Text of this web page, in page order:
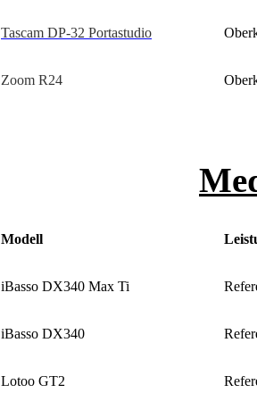
Tascam DP-32 Portastudio
Zoom R24
Modell
iBasso DX340 Max Ti
iBasso DX340
Lotoo GT2